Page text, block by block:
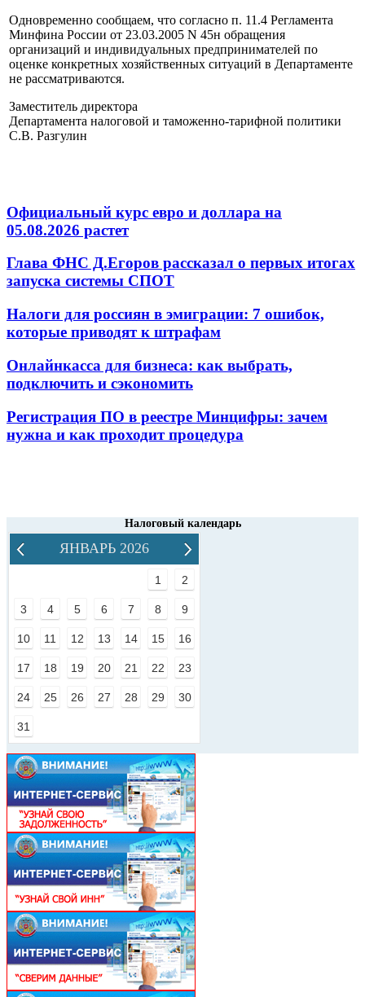
Одновременно сообщаем, что согласно п. 11.4 Регламента
Минфина России от 23.03.2005 N 45н обращения
организаций и индивидуальных предпринимателей по
оценке конкретных хозяйственных ситуаций в Департаменте
не рассматриваются.
Заместитель директора
Департамента налоговой и таможенно-тарифной политики
С.В. Разгулин
Официальный курс евро и доллара на
05.08.2026 растет
Глава ФНС Д.Егоров рассказал о первых итогах
запуска системы СПОТ
Налоги для россиян в эмиграции: 7 ошибок,
которые приводят к штрафам
Онлайнкасса для бизнеса: как выбрать,
подключить и сэкономить
Регистрация ПО в реестре Минцифры: зачем
нужна и как проходит процедура
Налоговый календарь
ЯНВАРЬ 2026
1 2
3 4 5 6 7 8 9
10 11 12 13 14 15 16
17 18 19 20 21 22 23
24 25 26 27 28 29 30
31